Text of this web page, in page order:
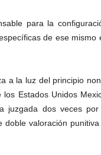
para la
de ese mismo
a la luz del principio
Estados Unidos
juzgada dos veces
valoración